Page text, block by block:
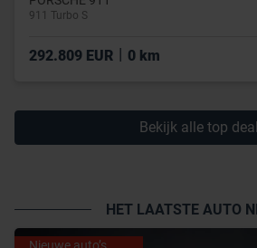
911 Turbo S
292.809 EUR 0 km
Bekijk alle top
HET LAATSTE AUTO